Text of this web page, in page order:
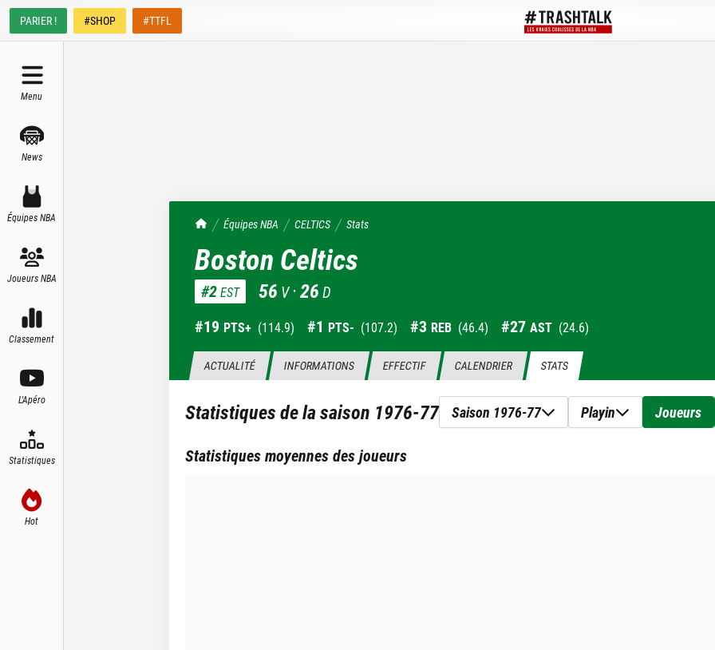
PARIER ! #SHOP #TTFL
Menu
News
Équipes NBA
Joueurs NBA
Classement
L'Apéro
Statistiques
Hot
TrashTalk Actu NBA
Équipes NBA CELTICS Stats
Boston Celtics
#2EST 56 V ·26 D
#19 PTS+ (114.9) #1 PTS- (107.2) #3 REB (46.4) #27 AST (24.6)
ACTUALITÉ INFORMATIONS EFFECTIF CALENDRIER STATS
Statistiques de la saison 1976-77 Saison 1976-77 Playin Joueurs
Statistiques moyennes des joueurs